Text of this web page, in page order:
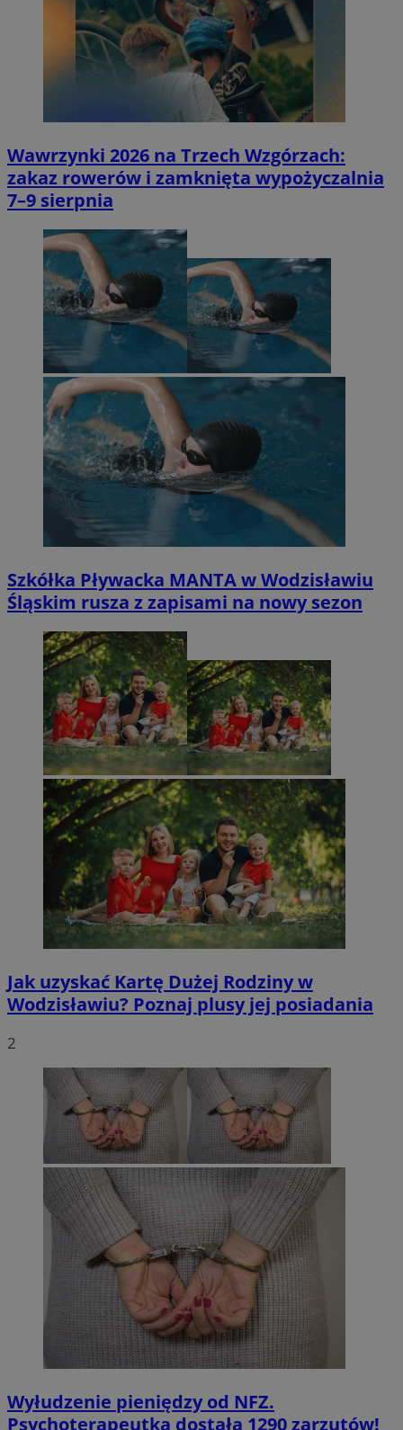
Wawrzynki 2026 na Trzech Wzgórzach:
zakaz rowerów i zamknięta wypożyczalnia
7–9 sierpnia
Szkółka Pływacka MANTA w Wodzisławiu
Śląskim rusza z zapisami na nowy sezon
Jak uzyskać Kartę Dużej Rodziny w
Wodzisławiu? Poznaj plusy jej posiadania
2
Wyłudzenie pieniędzy od NFZ.
Psychoterapeutka dostała 1290 zarzutów!